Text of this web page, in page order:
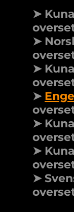
➤
➤
➤
➤
➤
➤
➤